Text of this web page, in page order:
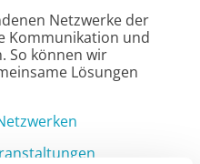
Netzwerke der
Kommunikation und
So können wir
Lösungen